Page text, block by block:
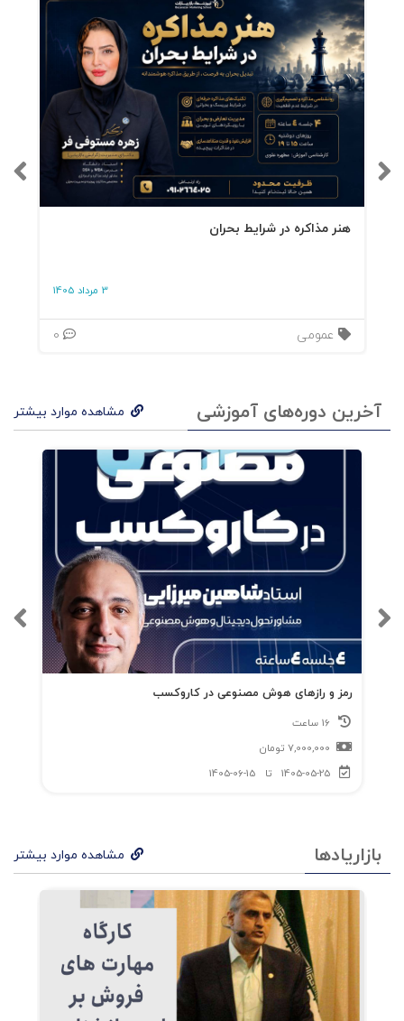
هنر مذاکره در شرایط بحران
3 مرداد 1405
عمومی
آخرین دوره‌های آموزشی مشاهده موارد بیشتر
رمز و رازهای هوش مصنوعی در کاروکسب
7,000,000 تومان
1405-05-25
تا 1405-06-15
بازاریادها مشاهده موارد بیشتر